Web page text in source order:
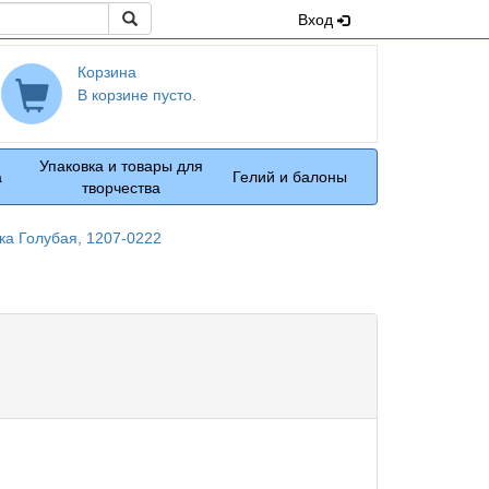
Вход
Корзина
В корзине пусто.
Упаковка и товары для
творчества
Гелий и балоны
Голубая, 1207-0222